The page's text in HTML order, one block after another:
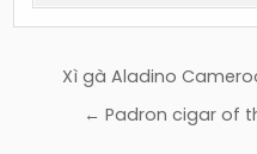
Điều
hướng
Xì gà Aladino
← Padron cigar of